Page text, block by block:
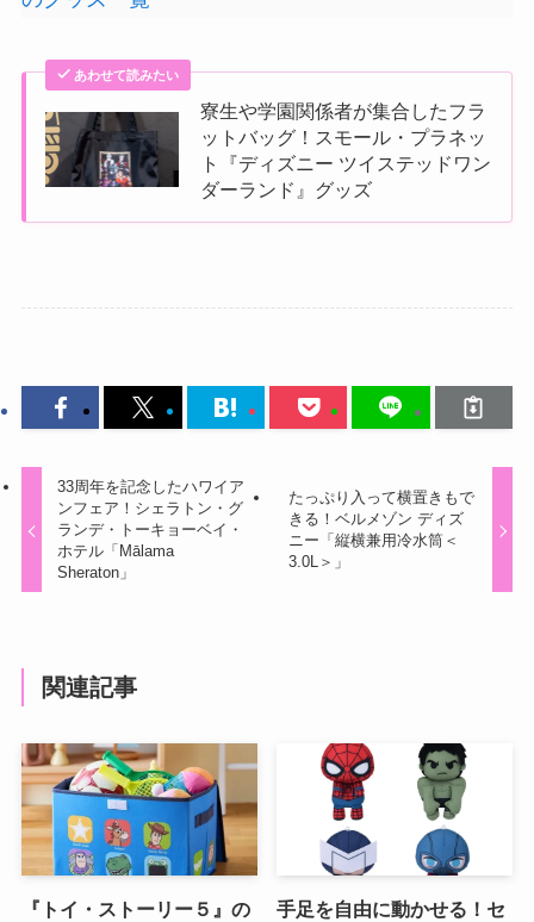
あわせて読みたい
寮生や学園関係者が集合したフラ
ットバッグ！スモール・プラネッ
ト『ディズニー ツイステッドワン
ダーランド』グッズ
33周年を記念したハワイア
ンフェア！シェラトン・グ
ランデ・トーキョーベイ・
ホテル「Mālama
Sheraton」
たっぷり入って横置きもで
きる！ベルメゾン ディズ
ニー「縦横兼用冷水筒＜
3.0L＞」
関連記事
『トイ・ストーリー５』の
手足を自由に動かせる！セ